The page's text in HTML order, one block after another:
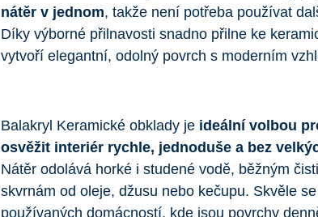
nátěr v jednom, takže není potřeba používat
Díky výborné přilnavosti snadno přilne ke
vytvoří elegantní, odolný povrch s moderním
Balakryl Keramické obklady je ideální volbou
osvěžit interiér rychle, jednoduše a bez
Nátěr odolává horké i studené vodě, běžným
skvrnám od oleje, džusu nebo kečupu. Skvěle
používaných domácností, kde jsou povrchy